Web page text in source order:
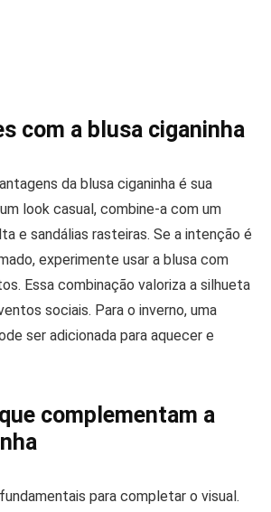
com a blusa ciganinha
da blusa ciganinha é sua
look casual, combine-a com um
e sandálias rasteiras. Se a intenção é
experimente usar a blusa com
Essa combinação valoriza a silhueta
sociais. Para o inverno, uma
ser adicionada para aquecer e
complementam a
para completar o visual.